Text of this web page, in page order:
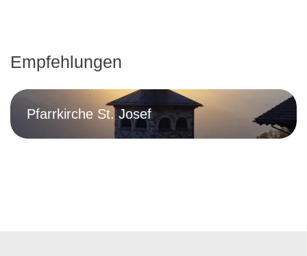
Empfehlungen
Pfarrkirche St. Josef
Pfarrkirche St. Josef